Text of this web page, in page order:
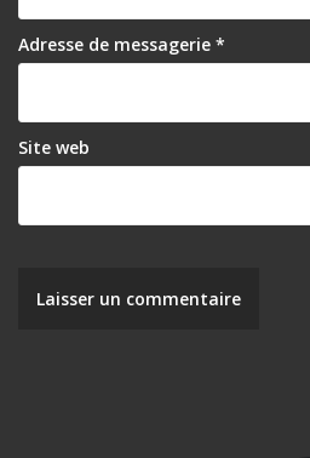
Adresse de messagerie *
Site web